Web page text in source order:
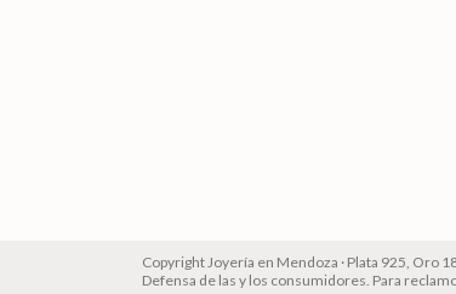
Copyright Joyería en Mendoza · Plata 925, Oro
Defensa de las y los consumidores. Para